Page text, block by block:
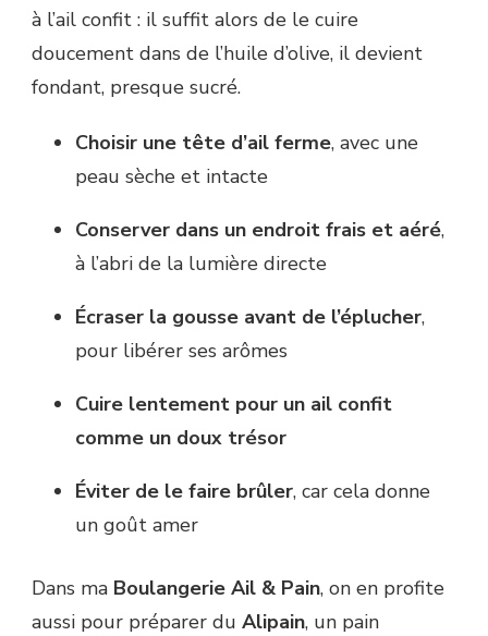
à l’ail confit : il suffit alors de le cuire
doucement dans de l’huile d’olive, il devient
fondant, presque sucré.
Choisir une tête d’ail ferme, avec une
peau sèche et intacte
Conserver dans un endroit frais et aéré,
à l’abri de la lumière directe
Écraser la gousse avant de l’éplucher,
pour libérer ses arômes
Cuire lentement pour un ail confit
comme un doux trésor
Éviter de le faire brûler, car cela donne
un goût amer
Dans ma Boulangerie Ail & Pain, on en profite
aussi pour préparer du Alipain, un pain